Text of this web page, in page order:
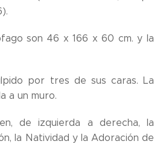
son 46 x 166 x 60 cm. y la
por tres de sus caras. La
a un muro.
de izquierda a derecha, la
la Natividad y la Adoración de